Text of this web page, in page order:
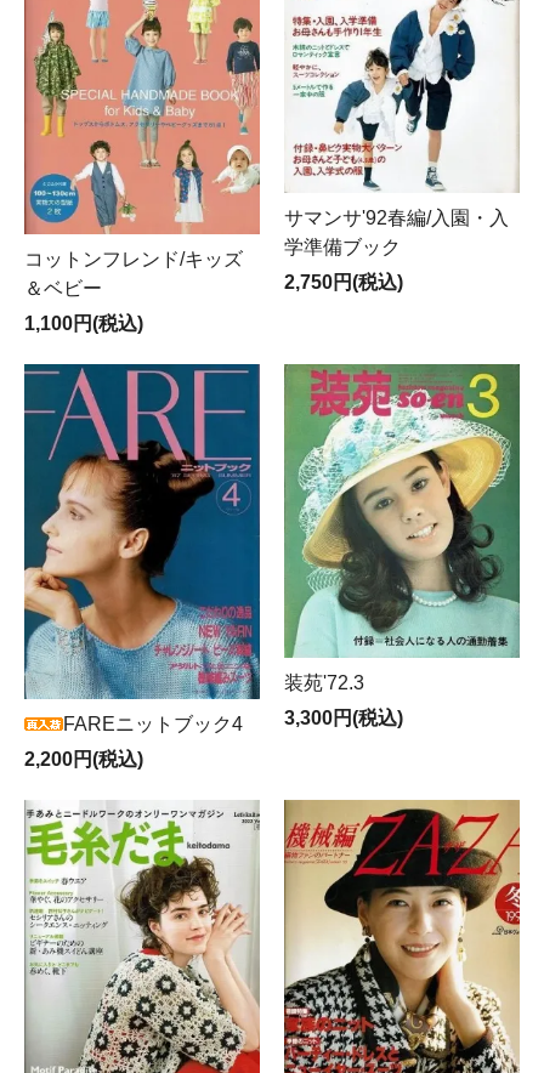
コットンフレンド/キッズ
＆ベビー
1,100円(税込)
サマンサ'92春編/入園・入
学準備ブック
2,750円(税込)
FAREニットブック4
2,200円(税込)
装苑'72.3
3,300円(税込)